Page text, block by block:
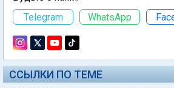
Telegram
WhatsApp
ССЫЛКИ ПО ТЕМЕ